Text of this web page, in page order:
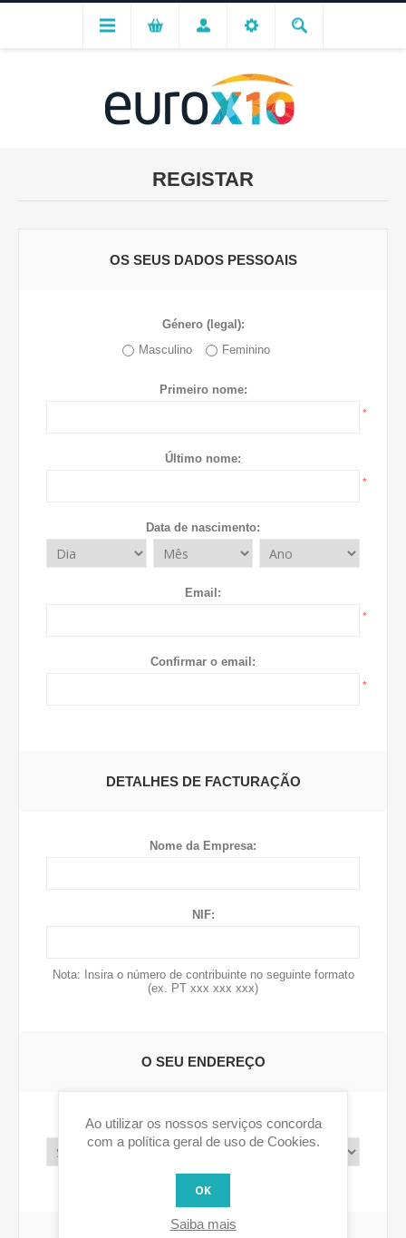
REGISTAR
OS SEUS DADOS PESSOAIS
Género (legal):
Masculino
Feminino
Primeiro nome:
*
Último nome:
*
Data de nascimento:
Email:
*
Confirmar o email:
*
DETALHES DE FACTURAÇÃO
Nome da Empresa:
NIF:
Nota: Insira o número de contribuinte no seguinte formato
(ex. PT xxx xxx xxx)
O SEU ENDEREÇO
País:
Ao utilizar os nossos serviços concorda
com a política geral de uso de Cookies.
OK
Saiba mais